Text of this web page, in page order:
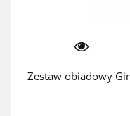
Zestaw obiadowy